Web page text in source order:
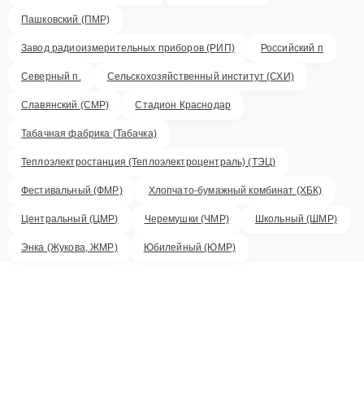
Пашковский (ПМР)
Завод радиоизмерительных приборов (РИП) Российский п
Северный п. Сельскохозяйственный институт (СХИ)
Славянский (СМР) Стадион Краснодар
Табачная фабрика (Табачка)
Теплоэлектростанция (Теплоэлектроцентраль) (ТЭЦ)
Фестивальный (ФМР) Хлопчато-бумажный комбинат (ХБК)
Центральный (ЦМР) Черемушки (ЧМР) Школьный (ШМР)
Энка (Жукова, ЖМР) Юбилейный (ЮМР)